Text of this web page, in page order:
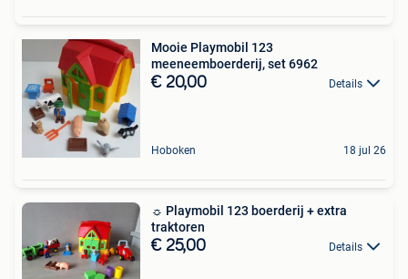
Mooie Playmobil 123
meeneemboerderij, set 6962
€ 20,00 Details
Hoboken 18 jul 26
☼ Playmobil 123 boerderij + extra
traktoren
€ 25,00 Details